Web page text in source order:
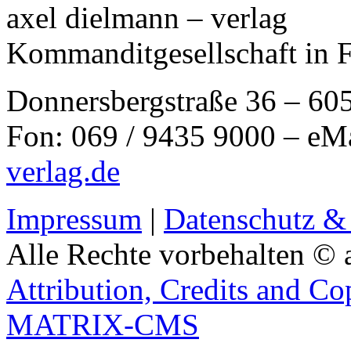
axel dielmann – verlag
Kommanditgesellschaft in
Donnersbergstraße 36 –
Fon: 069 / 9435 9000 –
verlag.de
Impressum | Datenschutz
Alle Rechte vorbehalten ©
Attribution, Credits and
MATRIX-CMS